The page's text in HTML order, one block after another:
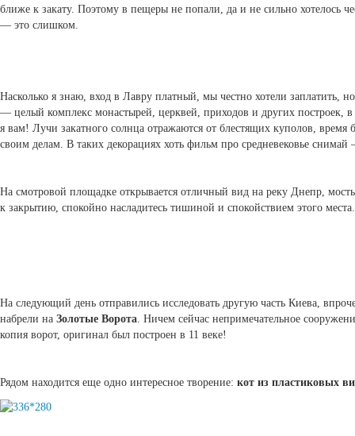
ближе к закату. Поэтому в пещеры не попали, да и не сильно
— это слишком.
Насколько я знаю, вход в Лавру платный, мы честно хотели заплатить,
— целый комплекс монастырей, церквей, приходов и других построек, в
я вам! Лучи закатного солнца отражаются от блестящих куполов,
своим делам. В таких декорациях хоть фильм про средневековье
На смотровой площадке открывается отличный вид на реку Днепр,
к закрытию, спокойно насладитесь тишиной и спокойствием этого места.
На следующий день отправились исследовать другую часть Киева,
набрели на Золотые Ворота. Ничем сейчас непримечательное
копия ворот, оригинал был построен в 11 веке!
Рядом находится еще одно интересное творение: кот из пластиковых